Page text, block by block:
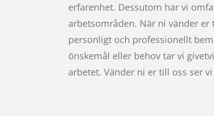
erfarenhet. Dessutom har vi
arbetsområden. När ni vänder
personligt och professionellt
önskemål eller behov tar vi
arbetet. Vänder ni er till oss ser